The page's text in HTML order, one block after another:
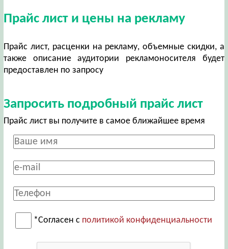
Прайс лист и цены на рекламу
Прайс лист, расценки на рекламу, объемные скидки, а
также описание аудитории рекламоносителя будет
предоставлен по запросу
Запросить подробный прайс лист
Прайс лист вы получите в самое ближайшее время
*Согласен с политикой конфиденциальности